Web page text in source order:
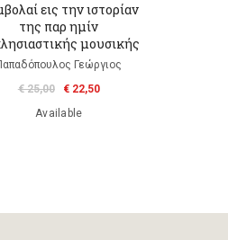
εις την ιστορίαν
της παρ ημίν
μουσικής
Γεώργιος
€ 25,00
€ 22,50
Available